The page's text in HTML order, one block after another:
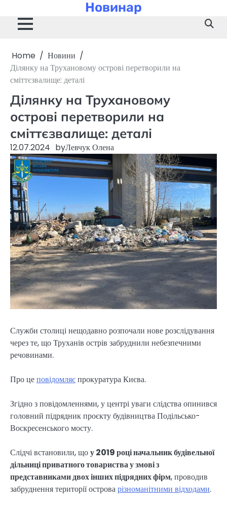
content
Новинар
Home
Новини
Ділянку на Трухановому острові перетворили на
сміттєзвалище: деталі
Ділянку на Трухановому
острові перетворили на
сміттєзвалище: деталі
12.07.2024 byЛевчук Олена
Служби столиці нещодавно розпочали нове розслідування
через те, що Труханів острів забруднили небезпечними
речовинами.
Про цеповідомляєпрокуратура Києва.
Згідно з повідомленнями, у центрі уваги слідства опинився
головний підрядник проєкту будівництва Подільсько-
Воскресенського мосту.
Слідчі встановили, щоу 2019 році начальник будівельної
дільниці приватного товариства у змові з
представниками двох інших підрядних фірм, проводив
забруднення території островарізноманітними відходами.